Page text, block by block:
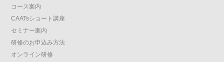
コース案内
CAATsショート講座
セミナー案内
研修のお申込み方法
オンライン研修